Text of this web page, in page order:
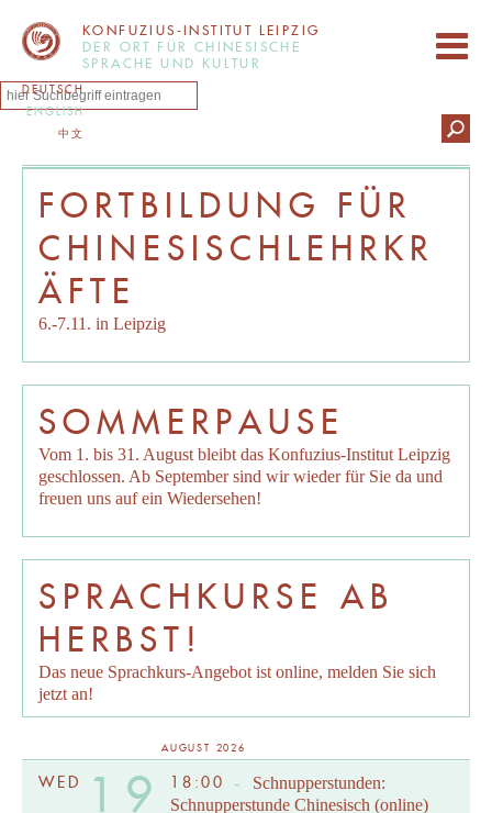
KONFUZIUS-INSTITUT LEIPZIG
DER ORT FÜR CHINESISCHE
SPRACHE UND KULTUR
DEUTSCH
ENGLISH
中文
FORTBILDUNG FÜR
CHINESISCHLEHRKR
ÄFTE
6.-7.11. in Leipzig
SOMMERPAUSE
Vom 1. bis 31. August bleibt das Konfuzius-Institut Leipzig
geschlossen. Ab September sind wir wieder für Sie da und
freuen uns auf ein Wiedersehen!
SPRACHKURSE AB
HERBST!
Das neue Sprachkurs-Angebot ist online, melden Sie sich
jetzt an!
AUGUST 2026
WED 19 18:00 -
Schnupperstunden:
Schnupperstunde Chinesisch (online)